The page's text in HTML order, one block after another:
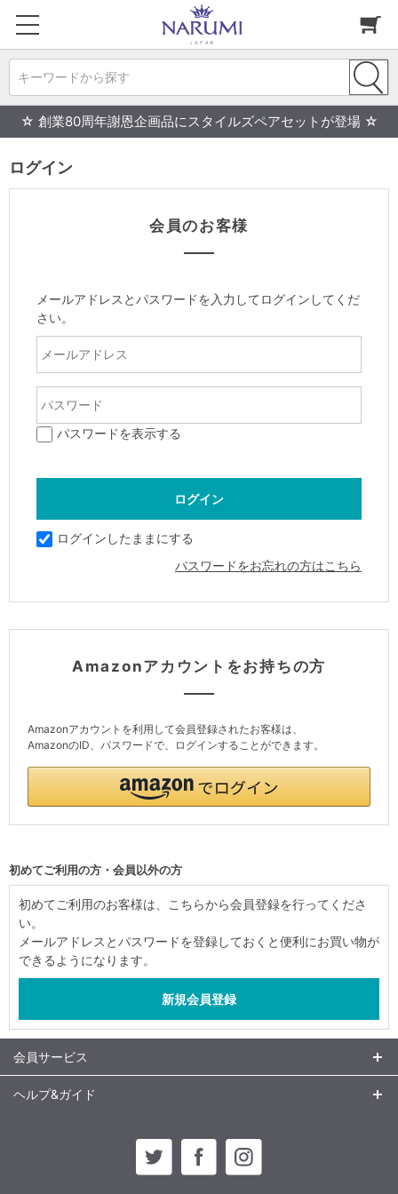
キーワードから探す
☆ 創業80周年謝恩企画品にスタイルズペアセットが登場 ☆
ログイン
会員のお客様
メールアドレスとパスワードを入力してログインしてくだ
さい。
パスワードを表示する
ログインしたままにする
パスワードをお忘れの方はこちら
Amazonアカウントをお持ちの方
Amazonアカウントを利用して会員登録されたお客様は、
AmazonのID、パスワードで、ログインすることができます。
初めてご利用の方・会員以外の方
初めてご利用のお客様は、こちらから会員登録を行ってくださ
い。
メールアドレスとパスワードを登録しておくと便利にお買い物が
できるようになります。
会員サービス
ヘルプ&ガイド